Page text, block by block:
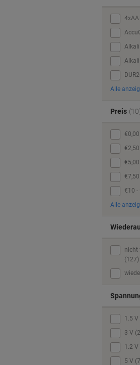
Alle
Preis
€10 -
Alle
nicht
(127)
1.5 V
3 V
1.2 V
5 V